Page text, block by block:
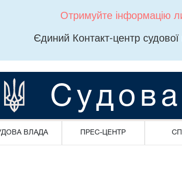
Отримуйте інформацію
Єдиний Контакт-центр
ВЛАДА ПРЕС-ЦЕНТР